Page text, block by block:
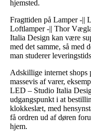
hjemsted.
Fragttiden på Lamper -||
Loftlamper -|| Thor
Italia Design kan være
med det samme, så med
man studerer
Adskillige internet shops
massevis af varer,
LED – Studio Italia
udgangspunkt i at
klokkeslæt, med
få ordren ud af døren
hjem.